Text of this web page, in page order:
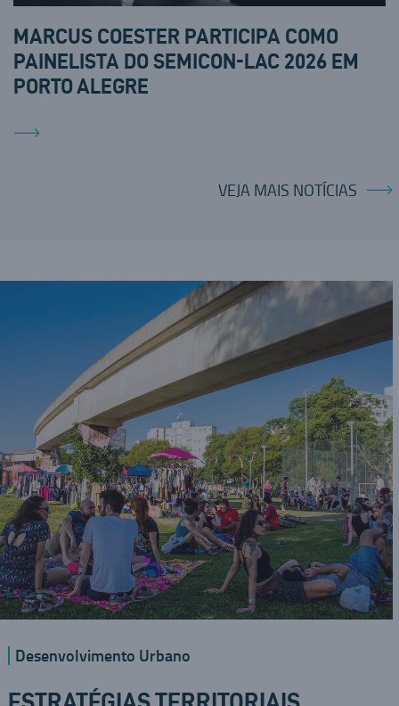
MARCUS COESTER PARTICIPA COMO
PAINELISTA DO SEMICON-LAC 2026 EM
PORTO ALEGRE
VEJA MAIS NOTÍCIAS
Desenvolvimento Urbano